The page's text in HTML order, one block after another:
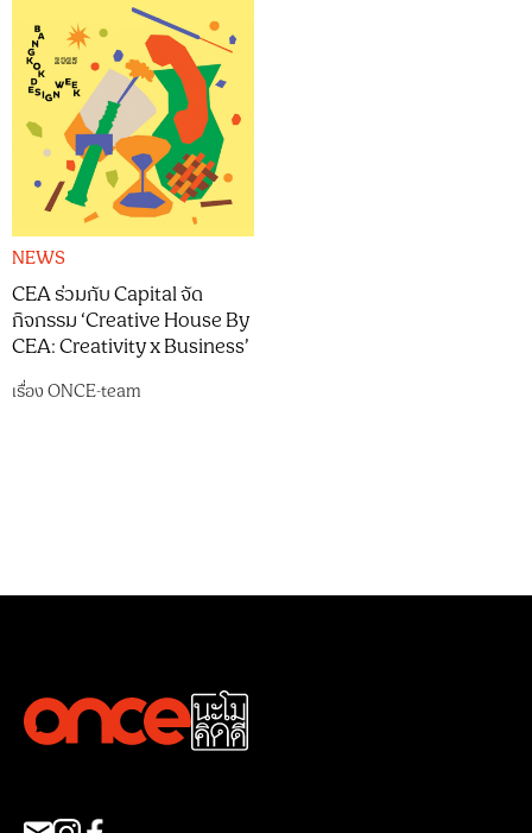
NEWS
CEA ร่วมกับ Capital จัด
กิจกรรม ‘Creative House By
CEA: Creativity x Business’
เรื่องONCE-team